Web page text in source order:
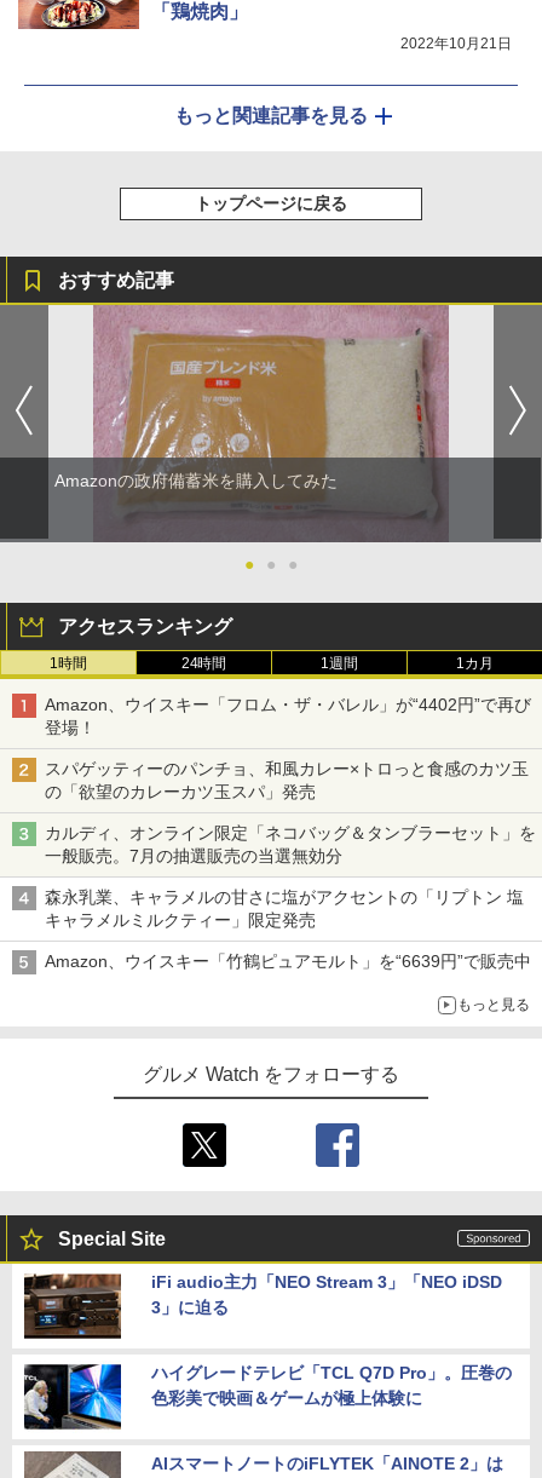
「鶏焼肉」
2022年10月21日
もっと関連記事を見る
トップページに戻る
おすすめ記事
Amazonの政府備蓄米を購入してみた
● ● ●
アクセスランキング
1時間 24時間 1週間 1カ月
Amazon、ウイスキー「フロム・ザ・バレル」が“4402円”で再び
登場！
スパゲッティーのパンチョ、和風カレー×トロっと食感のカツ玉
の「欲望のカレーカツ玉スパ」発売
カルディ、オンライン限定「ネコバッグ＆タンブラーセット」を
一般販売。7月の抽選販売の当選無効分
森永乳業、キャラメルの甘さに塩がアクセントの「リプトン 塩
キャラメルミルクティー」限定発売
Amazon、ウイスキー「竹鶴ピュアモルト」を“6639円”で販売中
もっと見る
グルメ Watch をフォローする
Special Site
iFi audio主力「NEO Stream 3」「NEO iDSD
3」に迫る
ハイグレードテレビ「TCL Q7D Pro」。圧巻の
色彩美で映画＆ゲームが極上体験に
AIスマートノートのiFLYTEK「AINOTE 2」は